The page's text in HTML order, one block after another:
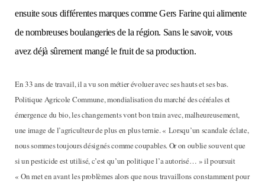
ensuite sous différentes marques comme Gers Farine qui alimente
de nombreuses boulangeries de la région. Sans le savoir, vous
avez déjà sûrement mangé le fruit de sa production.
En 33 ans de travail, il a vu son métier évoluer avec ses hauts et ses bas.
Politique Agricole Commune, mondialisation du marché des céréales et
émergence du bio, les changements vont bon train avec, malheureusement,
une image de l’agriculteur de plus en plus ternie. « Lorsqu’un scandale éclate,
nous sommes toujours désignés comme coupables. Or on oublie souvent que
si un pesticide est utilisé, c’est qu’un politique l’a autorisé… » il poursuit
« On met en avant les problèmes alors que nous travaillons constamment pour